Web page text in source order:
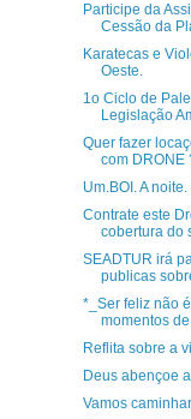
Participe da
Cessão da
Karatecas e
Oeste.
1o Ciclo de
Legislação
Quer fazer
com DRONE
Um.BOI. A noite.
Contrate este
cobertura do
SEADTUR irá
publicas
*_Ser feliz não
momentos
Reflita sobre a
Deus abençoe
Vamos